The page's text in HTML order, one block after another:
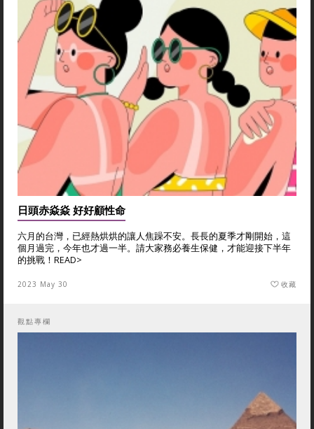
日頭赤焱焱 好好顧性命
六月的台灣，已經熱烘烘的讓人焦躁不安。長長的夏季才剛開始，這
個月過完，今年也才過一半。請大家務必養生保健，才能迎接下半年
的挑戰！ READ>
2023 May 30 收藏
觀點專欄